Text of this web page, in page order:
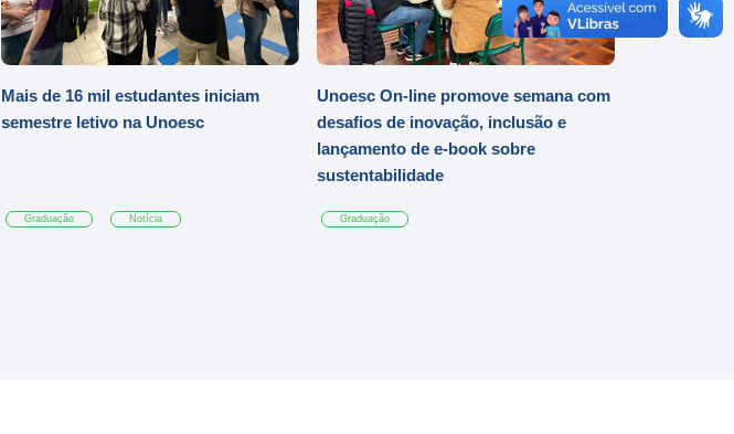
Mais de 16 mil estudantes iniciam
semestre letivo na Unoesc
Graduação Notícia
Unoesc On-line promove semana com
desafios de inovação, inclusão e
lançamento de e-book sobre
sustentabilidade
Graduação